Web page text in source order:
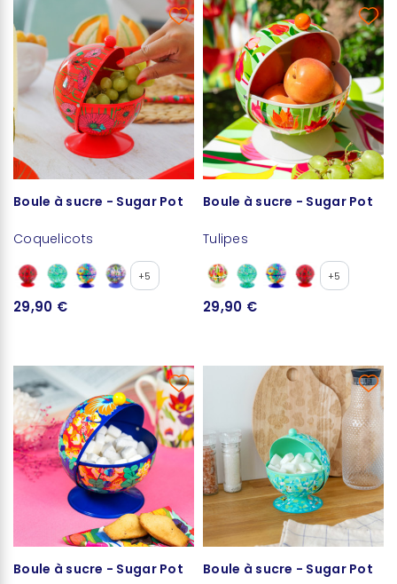
Boule à sucre - Sugar Pot
Coquelicots
+5
29,90 €
Boule à sucre - Sugar Pot
Tulipes
+5
29,90 €
Boule à sucre - Sugar Pot Boule à sucre - Sugar Pot